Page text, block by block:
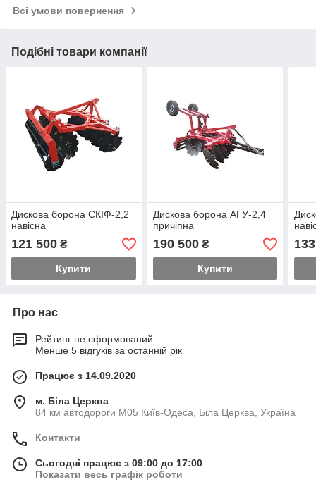
Всі умови повернення
Подібні товари компанії
Дискова борона СКІФ-2,2
навісна
121 500 ₴
Купити
Дискова борона АГУ-2,4
причіпна
190 500₴
Купити
Про нас
Рейтинг не сформований
Менше 5 відгуків за останній рік
Працює з 14.09.2020
м. Біла Церква
84 км автодороги М05 Київ-Одеса, Біла Церква, Україна
Контакти
Сьогодні працює з 09:00 до 17:00
Показати весь графік роботи